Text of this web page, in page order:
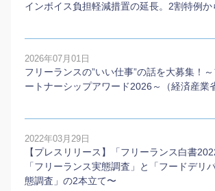
インボイス負担軽減措置の延長。2割特例
2026年07月01日
フリーランスの”いい仕事”の話を大募集！
ートナーシップアワード2026～（経済産業
2022年03月29日
【プレスリリース】「フリーランス白書
「フリーランス実態調査」と「フードデリ
態調査」の2本⽴て〜